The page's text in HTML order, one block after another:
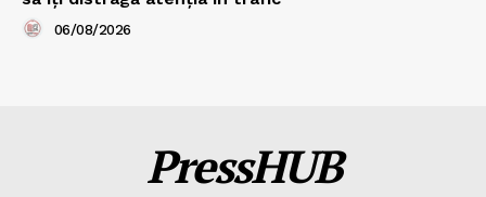
06/08/2026
PressHUB